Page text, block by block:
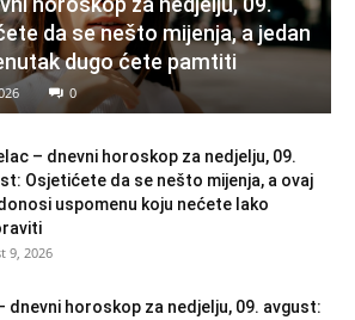
da se nešto mijenja, a jedan
dugo ćete pamtiti
0
– dnevni horoskop za nedjelju, 09.
Osjetićete da se nešto mijenja, a ovaj
uspomenu koju nećete lako
9, 2026
dnevni horoskop za nedjelju, 09. avgust: